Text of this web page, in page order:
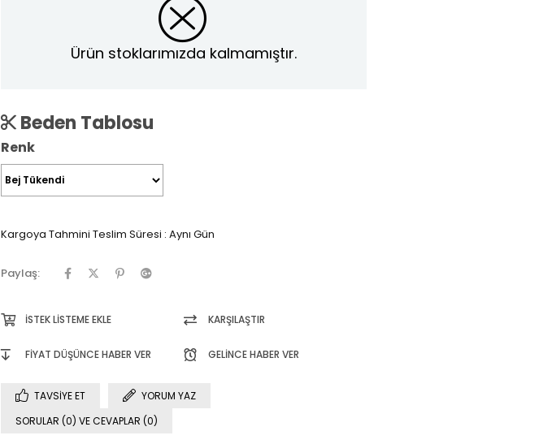
Ürün stoklarımızda kalmamıştır.
Beden Tablosu
Renk
Kargoya Tahmini Teslim Süresi : Aynı Gün
Paylaş:
İSTEK LISTEME EKLE KARŞILAŞTIR
FIYAT DÜŞÜNCE HABER VER GELINCE HABER VER
TAVSIYE ET
YORUM YAZ
SORULAR (0) VE CEVAPLAR (0)